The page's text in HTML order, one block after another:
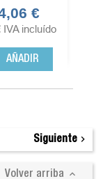
€
IVA incluído
AÑADIR
Siguiente 
Volver arriba 